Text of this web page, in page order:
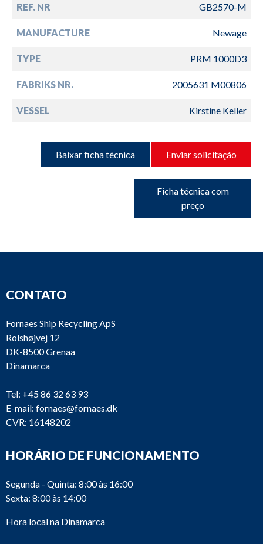
REF. NR GB2570-M
MANUFACTURE Newage
TYPE PRM 1000D3
FABRIKS NR. 2005631 M00806
VESSEL Kirstine Keller
Baixar ficha técnica Enviar solicitação
Ficha técnica com
preço
CONTATO
Fornaes Ship Recycling ApS
Rolshøjvej 12
DK-8500 Grenaa
Dinamarca
Tel: +45 86 32 63 93
E-mail: fornaes@fornaes.dk
CVR: 16148202
HORÁRIO DE FUNCIONAMENTO
Segunda - Quinta: 8:00 às 16:00
Sexta: 8:00 às 14:00
Hora local na Dinamarca